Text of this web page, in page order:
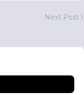
Next Post